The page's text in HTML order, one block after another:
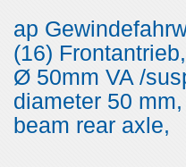
ap
(16)
Ø 50mm VA /
diameter 50
beam rear axle,